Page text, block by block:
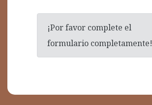
¡Por favor complete el
formulario completamente!